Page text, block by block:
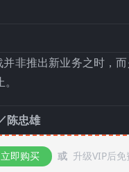
非推出新业务之时，
陈忠雄
立即购买 或 升级VIP后免